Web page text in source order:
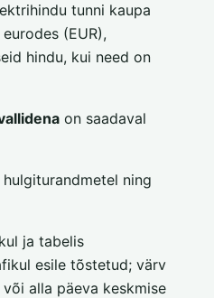
tunni kaupa
(EUR),
hindu, kui need on
on saadaval
ning
ja tabelis
esile tõstetud; värv
alla päeva keskmise